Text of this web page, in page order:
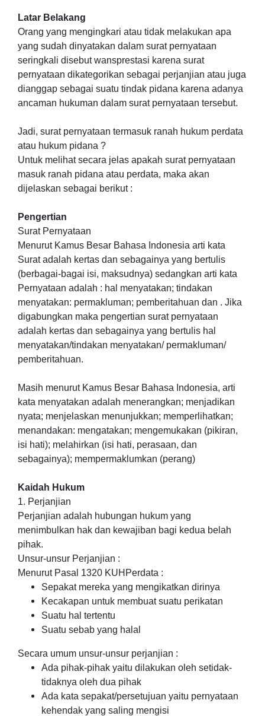
Latar Belakang
Orang yang mengingkari atau tidak melakukan apa
yang sudah dinyatakan dalam surat pernyataan
seringkali disebut wansprestasi karena surat
pernyataan dikategorikan sebagai perjanjian atau juga
dianggap sebagai suatu tindak pidana karena adanya
ancaman hukuman dalam surat pernyataan tersebut.
Jadi, surat pernyataan termasuk ranah hukum perdata
atau hukum pidana ?
Untuk melihat secara jelas apakah surat pernyataan
masuk ranah pidana atau perdata, maka akan
dijelaskan sebagai berikut :
Pengertian
Surat Pernyataan
Menurut Kamus Besar Bahasa Indonesia arti kata
Surat adalah kertas dan sebagainya yang bertulis
(berbagai-bagai isi, maksudnya) sedangkan arti kata
Pernyataan adalah : hal menyatakan; tindakan
menyatakan: permakluman; pemberitahuan dan . Jika
digabungkan maka pengertian surat pernyataan
adalah kertas dan sebagainya yang bertulis hal
menyatakan/tindakan menyatakan/ permakluman/
pemberitahuan.
Masih menurut Kamus Besar Bahasa Indonesia, arti
kata menyatakan adalah menerangkan; menjadikan
nyata; menjelaskan menunjukkan; memperlihatkan;
menandakan: mengatakan; mengemukakan (pikiran,
isi hati); melahirkan (isi hati, perasaan, dan
sebagainya); mempermaklumkan (perang)
Kaidah Hukum
1. Perjanjian
Perjanjian adalah hubungan hukum yang
menimbulkan hak dan kewajiban bagi kedua belah
pihak.
Unsur-unsur Perjanjian :
Menurut Pasal 1320 KUHPerdata :
Sepakat mereka yang mengikatkan dirinya
Kecakapan untuk membuat suatu perikatan
Suatu hal tertentu
Suatu sebab yang halal
Secara umum unsur-unsur perjanjian :
Ada pihak-pihak yaitu dilakukan oleh setidak-
tidaknya oleh dua pihak
Ada kata sepakat/persetujuan yaitu pernyataan
kehendak yang saling mengisi